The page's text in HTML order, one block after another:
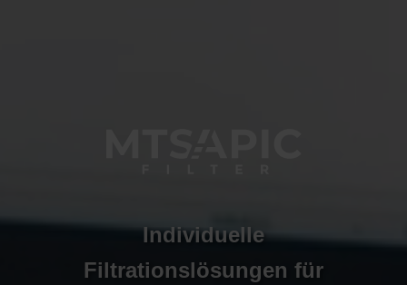
Individuelle
Filtrationslösungen für